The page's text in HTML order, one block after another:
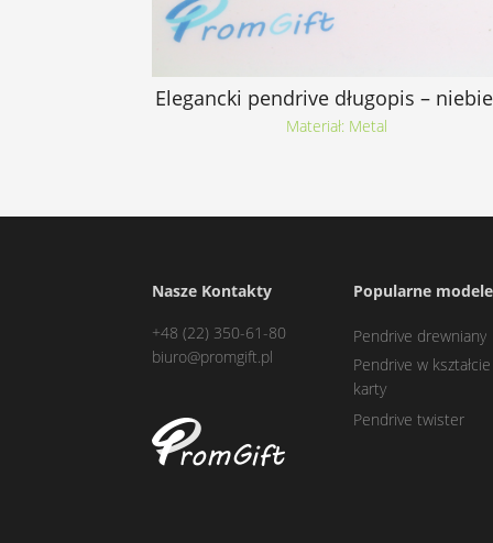
Elegancki pendrive długopis –
Materiał: Metal
Nasze Kontakty
+48 (22) 350-61-80
biuro@promgift.pl
Popularne modele
Pendrive drewniany
Pendrive w kształcie
karty
Pendrive twister